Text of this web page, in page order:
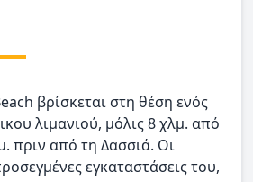
βρίσκεται στη θέση ενός
λιμανιού, μόλις 8 χλμ. από
πριν από τη Δασσιά. Οι
εγκαταστάσεις του,